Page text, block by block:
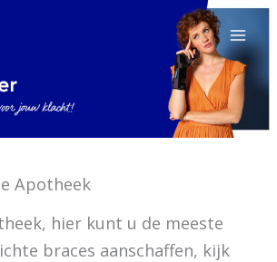
Apotheek
hier kunt u de meeste
braces aanschaffen, kijk